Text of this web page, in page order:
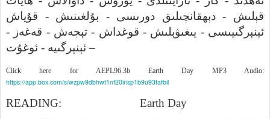
قېلىش -دېھقانچىلىق دورىسى - بۇلغىنىش - قۇياش
ئېنېرگىيىسى - يىغىۋېلىش - قوغداش - تېجەش - قەغەز -
ئېنېرگىيە - ئوغۇت –
Click here for AEPL96.3b Earth Day MP3 Audio:
https://app.box.com/s/wzpw9dbhwt1nf20irisp1b9u93tafbil
READING:
Earth Day